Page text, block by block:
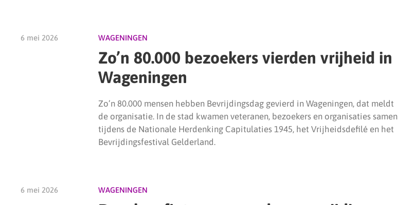
6 mei 2026 WAGENINGEN
Zo’n 80.000 bezoekers vierden vrijheid in
Wageningen
Zo’n 80.000 mensen hebben Bevrijdingsdag gevierd in Wageningen, dat meldt
de organisatie. In de stad kwamen veteranen, bezoekers en organisaties samen
tijdens de Nationale Herdenking Capitulaties 1945, het Vrijheidsdefilé en het
Bevrijdingsfestival Gelderland.
6 mei 2026 WAGENINGEN